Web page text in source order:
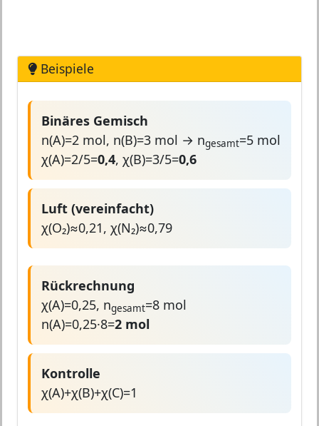
Beispiele
Binäres Gemisch
n(A)=2 mol, n(B)=3 mol → ngesamt=5 mol
χ(A)=2/5=0,4, χ(B)=3/5=0,6
Luft (vereinfacht)
χ(O₂)≈0,21, χ(N₂)≈0,79
Rückrechnung
χ(A)=0,25, ngesamt=8 mol
n(A)=0,25·8=2 mol
Kontrolle
χ(A)+χ(B)+χ(C)=1